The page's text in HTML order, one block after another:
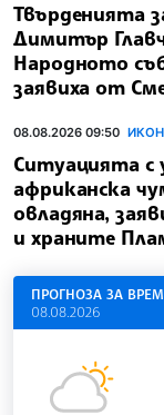
Твърденията
Димитър
Народното
заявиха от
08.08.2026 09:50
Ситуацията с
африканска
овладяна,
и храните
ПРОГНОЗА ЗА
08.08.2026